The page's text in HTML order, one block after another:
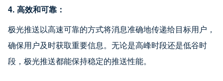
4. 高效和可靠：
极光推送以高速可靠的方式将消息准确地传递给目标用户，
确保用户及时获取重要信息。无论是高峰时段还是低谷时
段，极光推送都能保持稳定的推送性能。